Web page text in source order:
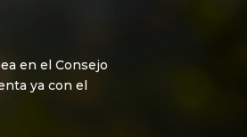
en el Consejo
ya con el